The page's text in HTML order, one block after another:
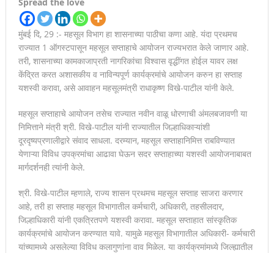
देहुरोड रेल्वे प्रवासी संघच्या वतिने देहुरोड रेल्वे स्टेशनवर मशाल मोर्चा
काढण्यात आला
स्मार्ट सारथीवरील नागरिकांच्या तक्रारी योग्य कार्यवाही न करता बंद केल्यास
होणार कठोर कारवाई!
मानवाला आदराने व सन्मानाने जगण्याचा अधिकार म्हणजे मानवाधिकार- जिल्हा
प्रमुख न्यायाधीश महेंद्र के महाजन
मुंबई दि, 29 :- महसूल विभाग हा शासनाच्या पाठीचा कणा आहे. यंदा प्रथमच
राज्यात 1 ऑगस्टपासून महसूल सप्ताहाचे आयोजन राज्यभरात केले जाणार आहे.
तरी, शासनाच्या कामकाजाप्रती नागरिकांचा विश्वास वृद्धींगत होईल यावर लक्ष
केंद्रित करत अशासकीय व नाविन्यपूर्ण कार्यक्रमांचे आयोजन करुन हा सप्ताह
यशस्वी करावा, असे आवाहन महसूलमंत्री राधाकृष्ण विखे-पाटील यांनी केले.
महसूल सप्ताहाचे आयोजन तसेच राज्यात नवीन वाळू धोरणाची अंमलबजावणी या
निमित्ताने मंत्री श्री. विखे-पाटील यांनी राज्यातील जिल्हाधिकाऱ्यांशी
दूरदृष्यप्रणालीद्वारे संवाद साधला. दरम्यान, महसूल सप्ताहानिमित्त राबविण्यात
येणाऱ्या विविध उपक्रमांचा आढावा घेऊन सदर सप्ताहाच्या यशस्वी आयोजनाबाबत
मार्गदर्शनही त्यांनी केले.
श्री. विखे-पाटील म्हणाले, राज्य शासन प्रथमच महसूल सप्ताह साजरा करणार
आहे, तरी हा सप्ताह महसूल विभागातील कर्मचारी, अधिकारी, तहसीलदार,
जिल्हाधिकारी यांनी एकत्रितपणे यशस्वी करावा. महसूल सप्ताहात सांस्कृतिक
कार्यक्रमांचे आयोजन करण्यात यावे. यामुळे महसूल विभागातील अधिकारी- कर्मचारी
यांच्यामध्ये असलेल्या विविध कलागुणांना वाव मिळेल. या कार्यक्रमांमध्ये जिल्ह्यातील